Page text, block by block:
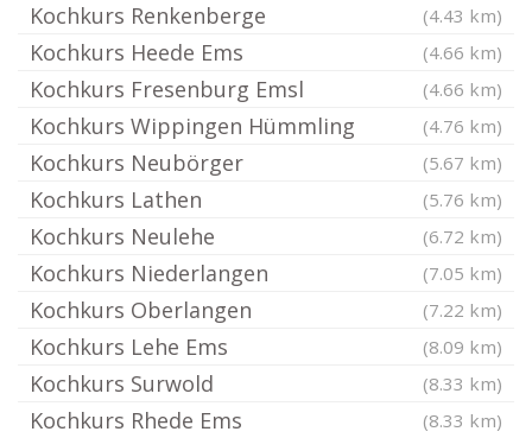
Kochkurs Renkenberge (4.43 km)
Kochkurs Heede Ems (4.66 km)
Kochkurs Fresenburg Emsl (4.66 km)
Kochkurs Wippingen Hümmling (4.76 km)
Kochkurs Neubörger (5.67 km)
Kochkurs Lathen (5.76 km)
Kochkurs Neulehe (6.72 km)
Kochkurs Niederlangen (7.05 km)
Kochkurs Oberlangen (7.22 km)
Kochkurs Lehe Ems (8.09 km)
Kochkurs Surwold (8.33 km)
Kochkurs Rhede Ems (8.33 km)